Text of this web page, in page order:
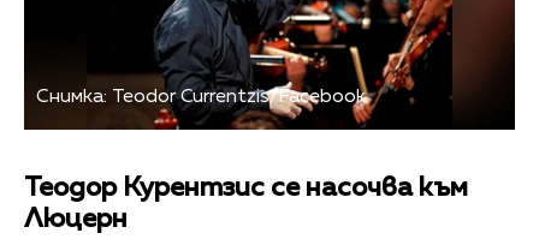
Снимка: Teodor Currentzis/Facebook
Теодор Курентзис се насочва към
Люцерн